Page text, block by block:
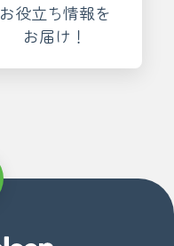
お役立ち情報を
お届け！